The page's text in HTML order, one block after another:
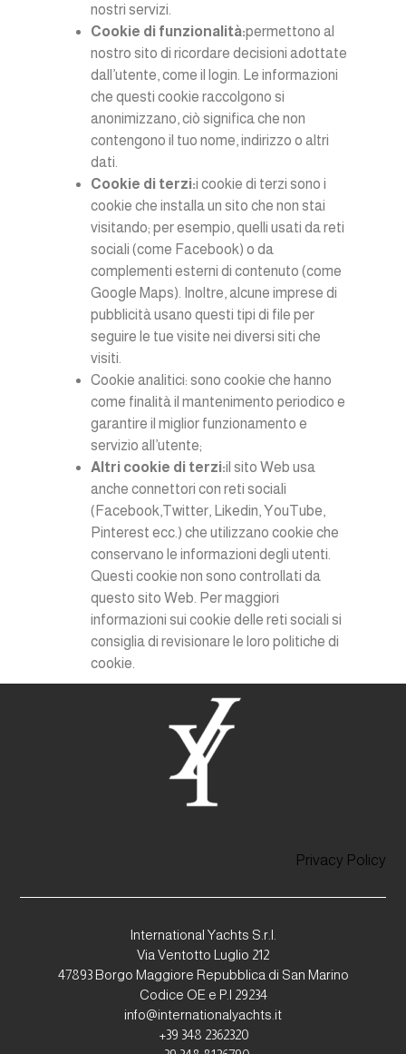
nostri servizi.
Cookie di funzionalità:permettono al
nostro sito di ricordare decisioni adottate
dall’utente, come il login. Le informazioni
che questi cookie raccolgono si
anonimizzano, ciò significa che non
contengono il tuo nome, indirizzo o altri
dati.
Cookie di terzi:i cookie di terzi sono i
cookie che installa un sito che non stai
visitando; per esempio, quelli usati da reti
sociali (come Facebook) o da
complementi esterni di contenuto (come
Google Maps). Inoltre, alcune imprese di
pubblicità usano questi tipi di file per
seguire le tue visite nei diversi siti che
visiti.
Cookie analitici: sono cookie che hanno
come finalità il mantenimento periodico e
garantire il miglior funzionamento e
servizio all’utente;
Altri cookie di terzi:il sito Web usa
anche connettori con reti sociali
(Facebook,Twitter, Likedin, YouTube,
Pinterest ecc.) che utilizzano cookie che
conservano le informazioni degli utenti.
Questi cookie non sono controllati da
questo sito Web. Per maggiori
informazioni sui cookie delle reti sociali si
consiglia di revisionare le loro politiche di
cookie.
Privacy Policy
International Yachts S.r.l.
Via Ventotto Luglio 212
47893 Borgo Maggiore Repubblica di San Marino
Codice OE e P.I 29234
info@internationalyachts.it
+39 348 2362320